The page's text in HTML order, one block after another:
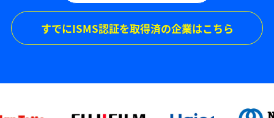
すでにISMS認証を取得済の企業はこちら